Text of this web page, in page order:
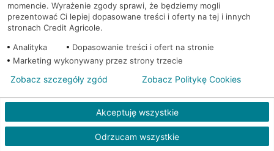
Warszawa, Emilii Plater
28
Bankomat (Planet
Warszawa, Emilii Plater
28
Bankomat (Planet
Cash)
Warszawa, Fieldorfa 41 Bankomat (Planet Cash)
Warszawa, Gieysztora 2 Bankomat (Planet Cash)
momencie. Wyrażenie zgody sprawi, że będziemy mogli
prezentować Ci lepiej dopasowane treści i oferty na tej i innych
stronach Credit Agricole.
Analityka
Dopasowanie treści i ofert na stronie
Marketing wykonywany przez strony trzecie
Akceptuję wszystkie
Odrzucam wszystkie
Zobacz szczegóły zgód Zobacz Politykę Cookies